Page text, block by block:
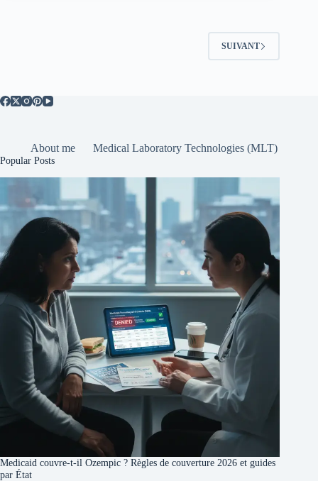
SUIVANT
About me Medical Laboratory Technologies (MLT)
Popular Posts
Medicaid couvre-t-il Ozempic ? Règles de couverture 2026 et guides
par État